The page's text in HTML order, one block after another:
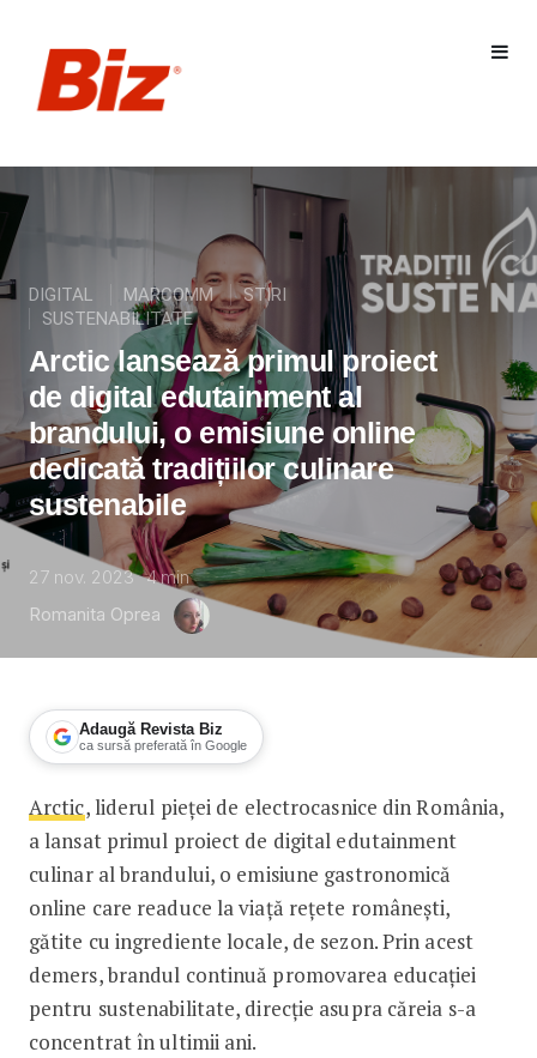
DIGITAL MARCOMM
STIRI
SUSTENABILITATE
Arctic lansează primul proiect
de digital edutainment al
brandului, o emisiune online
dedicată tradițiilor culinare
sustenabile
27 nov. 2023 4min
Romanita Oprea
Adaugă Revista Biz
ca sursă preferată în Google
Arctic lansează primul proiect de
Arctic, liderul pieței de electrocasnice din România,
a lansat primul proiect de digital edutainment
culinar al brandului, o emisiune gastronomică
online care readuce la viață rețete românești,
gătite cu ingrediente locale, de sezon. Prin acest
demers, brandul continuă promovarea educației
pentru sustenabilitate, direcție asupra căreia s-a
concentrat în ultimii ani.